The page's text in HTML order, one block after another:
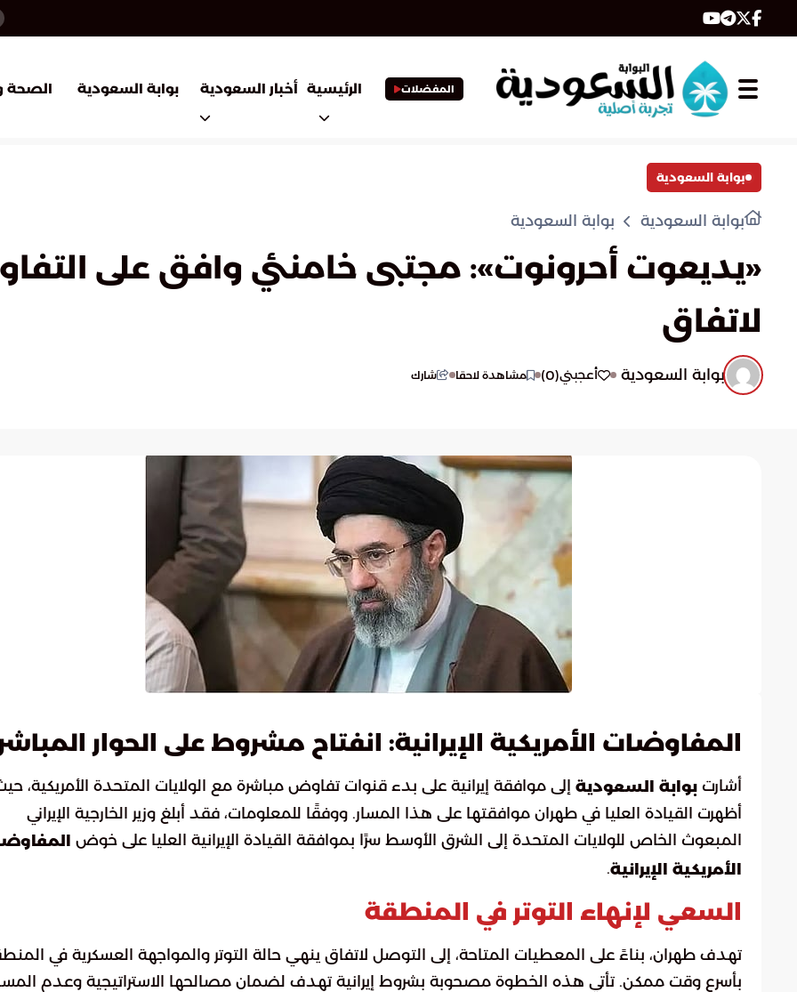
المفضلات الرئيسية أخبار السعودية بوابة السعودية الصحة
بوابة السعودية
بوابة السعودية بوابة السعودية
«يديعوت أحرونوت»: مجتبى خامنئي وافق على
لاتفاق
بوابة السعودية أعجبني(
0
) مشاهدة لاحقا شارك
المفاوضات الأمريكية الإيرانية: انفتاح مشروط على الحوار
أشارت بوابة السعودية إلى موافقة إيرانية على بدء قنوات تفاوض مباشرة مع الولايات المتحدة الأمريكية،
أظهرت القيادة العليا في طهران موافقتها على هذا المسار. ووفقًا للمعلومات، فقد أبلغ وزير الخارجية الإيراني
المبعوث الخاص للولايات المتحدة إلى الشرق الأوسط سرًا بموافقة القيادة الإيرانية العليا على خوض
الأمريكية الإيرانية.
السعي لإنهاء التوتر في المنطقة
تهدف طهران، بناءً على المعطيات المتاحة، إلى التوصل لاتفاق ينهي حالة التوتر والمواجهة العسكرية في
بأسرع وقت ممكن. تأتي هذه الخطوة مصحوبة بشروط إيرانية تهدف لضمان مصالحها الاستراتيجية وعدم